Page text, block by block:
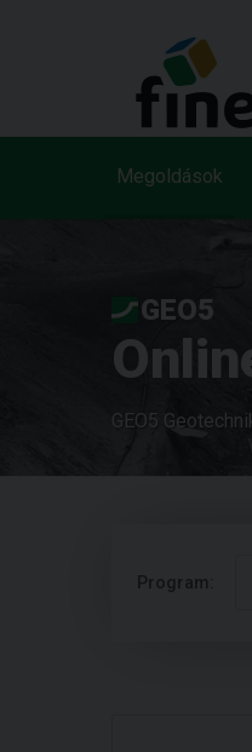
Megoldások
GEO5
GEO5
Program: